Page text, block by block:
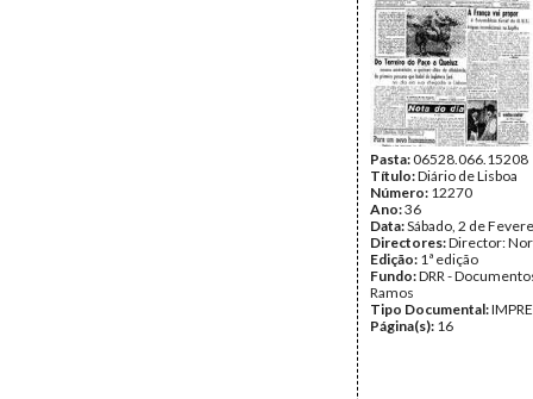
Pasta:06528.066.15208
Título:Diário de Lisboa
Número: 12270
Ano:36
Data:Sábado, 2 de
Directores:Director:
Edição: 1ª edição
Fundo:DRR -
Ramos
Tipo Documental:
Página(s): 16